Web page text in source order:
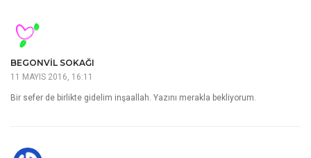
BEGONVIL SOKAĞI
11 MAYIS 2016, 16:11
Bir sefer de birlikte gidelim inşaallah. Yazını merakla bekliyorum.